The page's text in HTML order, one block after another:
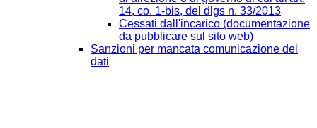
14, co. 1-bis, del dlgs n. 33/2013
Cessati dall'incarico (documentazione
da pubblicare sul sito web)
Sanzioni per mancata comunicazione dei
dati